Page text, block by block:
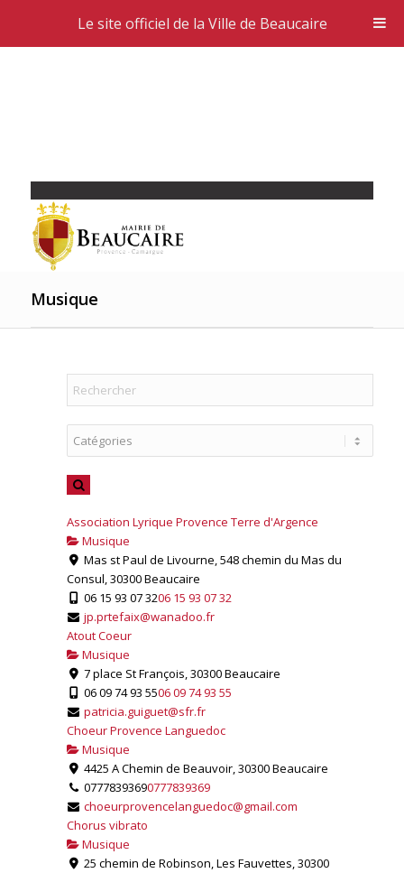
Musique
Association Lyrique Provence Terre d'Argence
Musique
Mas st Paul de Livourne, 548 chemin du Mas du
Consul, 30300 Beaucaire
06 15 93 07 3206 15 93 07 32
jp.prtefaix@wanadoo.fr
Atout Coeur
Musique
7 place St François, 30300 Beaucaire
06 09 74 93 5506 09 74 93 55
patricia.guiguet@sfr.fr
Choeur Provence Languedoc
Musique
4425 A Chemin de Beauvoir, 30300 Beaucaire
07778393690777839369
choeurprovencelanguedoc@gmail.com
Chorus vibrato
Musique
25 chemin de Robinson, Les Fauvettes, 30300
Le site officiel de la Ville de Beaucaire